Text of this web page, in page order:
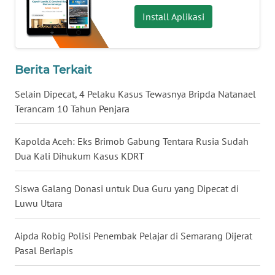
Install Aplikasi
Berita Terkait
Selain Dipecat, 4 Pelaku Kasus Tewasnya Bripda Natanael
Terancam 10 Tahun Penjara
Kapolda Aceh: Eks Brimob Gabung Tentara Rusia Sudah
Dua Kali Dihukum Kasus KDRT
Siswa Galang Donasi untuk Dua Guru yang Dipecat di
Luwu Utara
Aipda Robig Polisi Penembak Pelajar di Semarang Dijerat
Pasal Berlapis
WN
BABEL
WN
SUMBAR
WN
SUMSEL
WN
WN
WN
JATENG